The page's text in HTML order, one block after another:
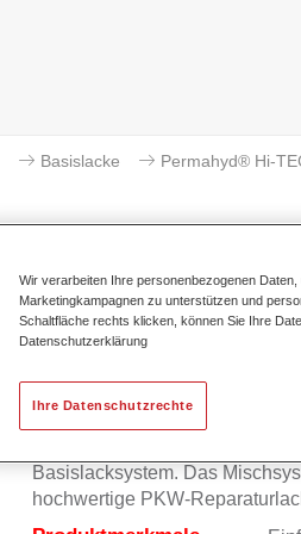
Basislacke Permahyd® Hi-
Basislacksystem. Das
hochwertige PKW-
Wir verarbeiten Ihre personenbezogenen
Marketingkampagnen zu unterstützen und
Schaltfläche rechts klicken, können Sie Ihre
Datenschutzerklärung
Ihre Datenschutzrechte